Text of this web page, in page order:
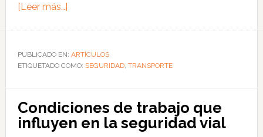
[Leer más…]acerca
y
qué
los
vehículos
PUBLICADO EN: ARTÍCULOS
ETIQUETADO COMO: SEGURIDAD, TRANSPORTE
Condiciones de trabajo que
influyen en la seguridad vial